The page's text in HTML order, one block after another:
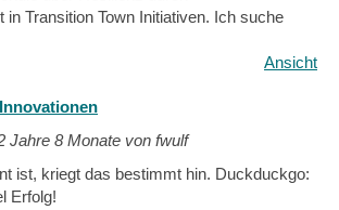
in Transition Town Initiativen. Ich suche
Ansicht
Jahre 8 Monate von fwulf
ist, kriegt das bestimmt hin. Duckduckgo:
Erfolg!